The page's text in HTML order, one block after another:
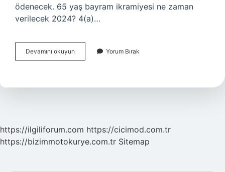
ödenecek. 65 yaş bayram ikramiyesi ne zaman
verilecek 2024? 4(a)…
Devamını okuyun İKramiye
Parası
Verilecek
Yorum Bırak
https://ilgiliforum.com https://cicimod.com.tr
https://bizimmotokurye.com.tr Sitemap